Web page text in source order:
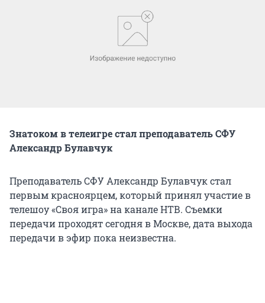
Знатоком в телеигре стал преподаватель СФУ
Александр Булавчук
Преподаватель СФУ Александр Булавчук стал
первым красноярцем, который принял участие в
телешоу «Своя игра» на канале НТВ. Съемки
передачи проходят сегодня в Москве, дата выхода
передачи в эфир пока неизвестна.